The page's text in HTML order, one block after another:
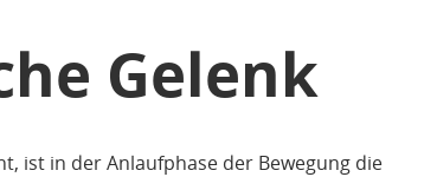
Gelenk
ist in der Anlaufphase der Bewegung die